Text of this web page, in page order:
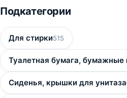
Подкатегории
Для стирки515
Туалетная бумага, бумажные
Сиденья, крышки для унитаза